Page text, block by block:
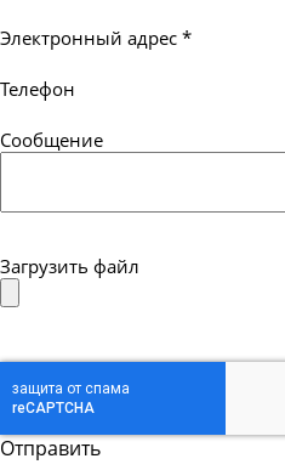
Электронный адрес *
Телефон
Сообщение
Загрузить файл